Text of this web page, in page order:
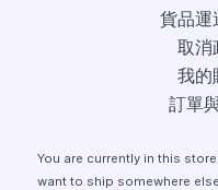
貨品運
取消
我的
訂單
You are currently in this store:
want to ship somewhere